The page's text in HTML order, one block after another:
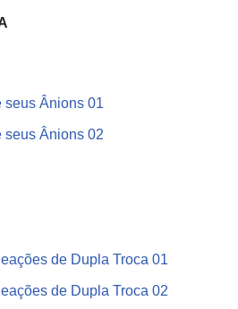
seus Ânions 01
seus Ânions 02
de Dupla Troca 01
de Dupla Troca 02